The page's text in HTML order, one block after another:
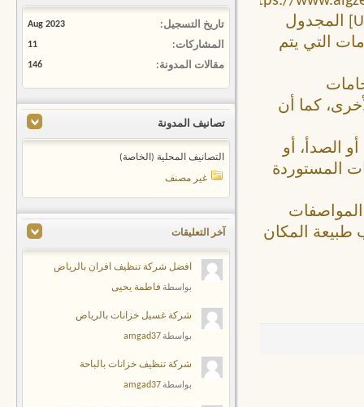
%D8%AD%D8%AF%D9%8A%D8%AF/"][B]سواتر حديد[/B][/URL] المجدول
التي يتم
كما أن
الصدأ، أو
المستوردة
المواصفات
طبيعة المكان
تاريخ التسجيل Aug 2023
المشاركات 11
مقالات المدونة 146
تصانيف المدونة
التصانيف المحلية (الخاصة)
غير مصنف
آخر التعليقات
افضل شركة تنظيف افران بالرياض
بواسطة فاطمة يحيى
شركة غسيل خزانات بالرياض
بواسطةamgad37
شركة تنظيف خزانات بالباحة
بواسطةamgad37